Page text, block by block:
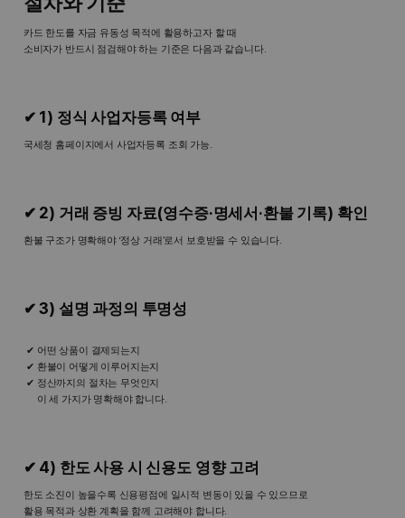
카드 한도를 자금 유동성 목적에 활용하고자 할 때
소비자가 반드시 점검해야 하는 기준은 다음과 같습니다.
✔ 1) 정식 사업자등록 여부
국세청 홈페이지에서 사업자등록 조회 가능.
✔ 2) 거래 증빙 자료(영수증·명세서·환불 기록) 확인
환불 구조가 명확해야 ‘정상 거래’로서 보호받을 수 있습니다.
✔ 3) 설명 과정의 투명성
어떤 상품이 결제되는지
환불이 어떻게 이루어지는지
정산까지의 절차는 무엇인지
이 세 가지가 명확해야 합니다.
✔ 4) 한도 사용 시 신용도 영향 고려
한도 소진이 높을수록 신용평점에 일시적 변동이 있을 수 있으므로
활용 목적과 상환 계획을 함께 고려해야 합니다.